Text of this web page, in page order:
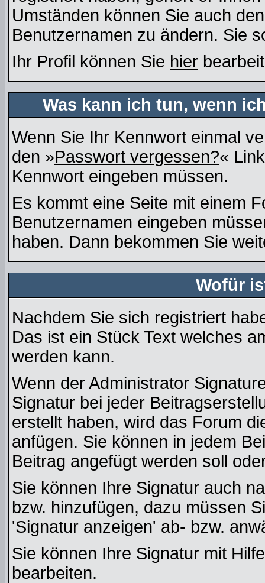
Umständen können Sie auch
Benutzernamen zu ändern. Sie
Ihr Profil können Sie hier
Was kann ich tun, wenn
Wenn Sie Ihr Kennwort einmal
den »Passwort vergessen?«
Kennwort eingeben müssen.
Es kommt eine Seite mit einem
Benutzernamen eingeben
haben. Dann bekommen Sie
Wofür
Nachdem Sie sich registriert
Das ist ein Stück Text welches
werden kann.
Wenn der Administrator
Signatur bei jeder
erstellt haben, wird das Forum
anfügen. Sie können in jedem
Beitrag angefügt werden soll
Sie können Ihre Signatur auch
bzw. hinzufügen, dazu müssen
'Signatur anzeigen' ab- bzw.
Sie können Ihre Signatur mit
bearbeiten.